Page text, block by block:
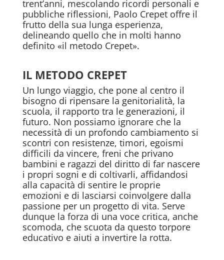
trent’anni, mescolando ricordi personali e
pubbliche riflessioni, Paolo Crepet offre il
frutto della sua lunga esperienza,
delineando quello che in molti hanno
definito «il metodo Crepet».
IL METODO CREPET
Un lungo viaggio, che pone al centro il
bisogno di ripensare la genitorialità, la
scuola, il rapporto tra le generazioni, il
futuro. Non possiamo ignorare che la
necessità di un profondo cambiamento si
scontri con resistenze, timori, egoismi
difficili da vincere, freni che privano
bambini e ragazzi del diritto di far nascere
i propri sogni e di coltivarli, affidandosi
alla capacità di sentire le proprie
emozioni e di lasciarsi coinvolgere dalla
passione per un progetto di vita. Serve
dunque la forza di una voce critica, anche
scomoda, che scuota da questo torpore
educativo e aiuti a invertire la rotta.